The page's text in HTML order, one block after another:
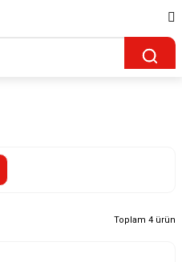
Toplam 4 ürün